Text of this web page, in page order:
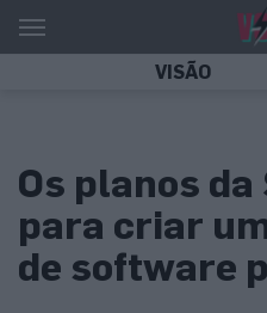
VISÃO
Os planos
para criar
de software